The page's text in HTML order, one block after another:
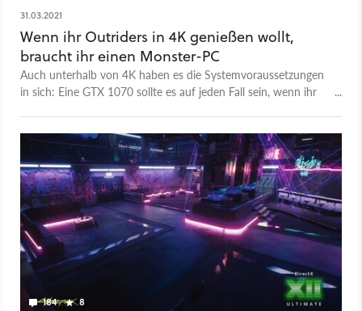
31.03.2021
Wenn ihr Outriders in 4K genießen wollt,
braucht ihr einen Monster-PC
Auch unterhalb von 4K haben es die Systemvoraussetzungen
in sich: Eine GTX 1070 sollte es auf jeden Fall sein, wenn ihr
184 8